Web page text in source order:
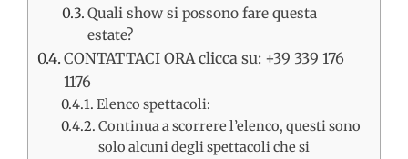
Quali show si possono fare questa
estate?
CONTATTACI ORA clicca su: +39 339 176
1176
Elenco spettacoli:
Continua a scorrere l’elenco, questi sono
solo alcuni degli spettacoli che si